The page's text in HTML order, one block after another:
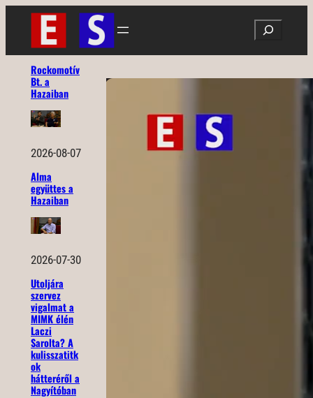
Ugrás
tartalomhoz
Search
Rockomotív
Bt. a
Hazaiban
2026-08-07
Alma
együttes a
Hazaiban
2026-07-30
Utoljára
szervez
vigalmat a
MIMK élén
Laczi
Sarolta? A
kulisszatitk
ok
hátteréről a
Nagyítóban